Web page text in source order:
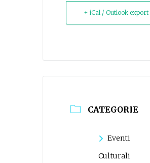
+ iCal / Outlook export
CATEGORIE
Eventi
Culturali